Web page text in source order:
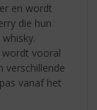
en wordt
die hun
wordt vooral
verschillende
vanaf het